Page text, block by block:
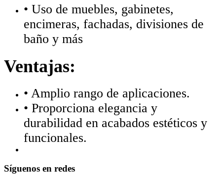
• Uso de muebles, gabinetes,
encimeras, fachadas, divisiones de
baño y más
Ventajas:
• Amplio rango de aplicaciones.
• Proporciona elegancia y
durabilidad en acabados estéticos y
funcionales.
Síguenos en redes